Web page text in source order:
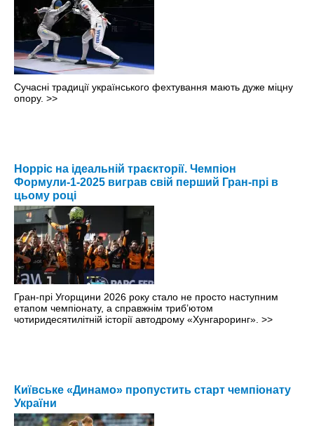
Сучасні традиції українського фехтування мають дуже міцну
опору. >>
Норріс на ідеальній траєкторії. Чемпіон
Формули-1-2025 виграв свій перший Гран-прі в
цьому році
Гран-прі Угорщини 2026 року стало не просто наступним
етапом чемпіонату, а справжнім триб’ютом
чотиридесятилітній історії автодрому «Хунгароринг». >>
Київське «Динамо» пропустить старт чемпіонату
України